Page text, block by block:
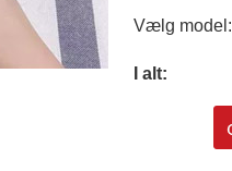
Vælg model:
I alt: